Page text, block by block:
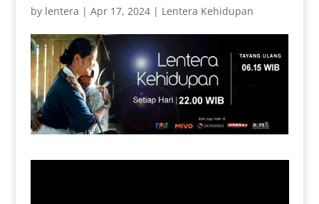
by lentera | Apr 17, 2024| Lentera Kehidupan